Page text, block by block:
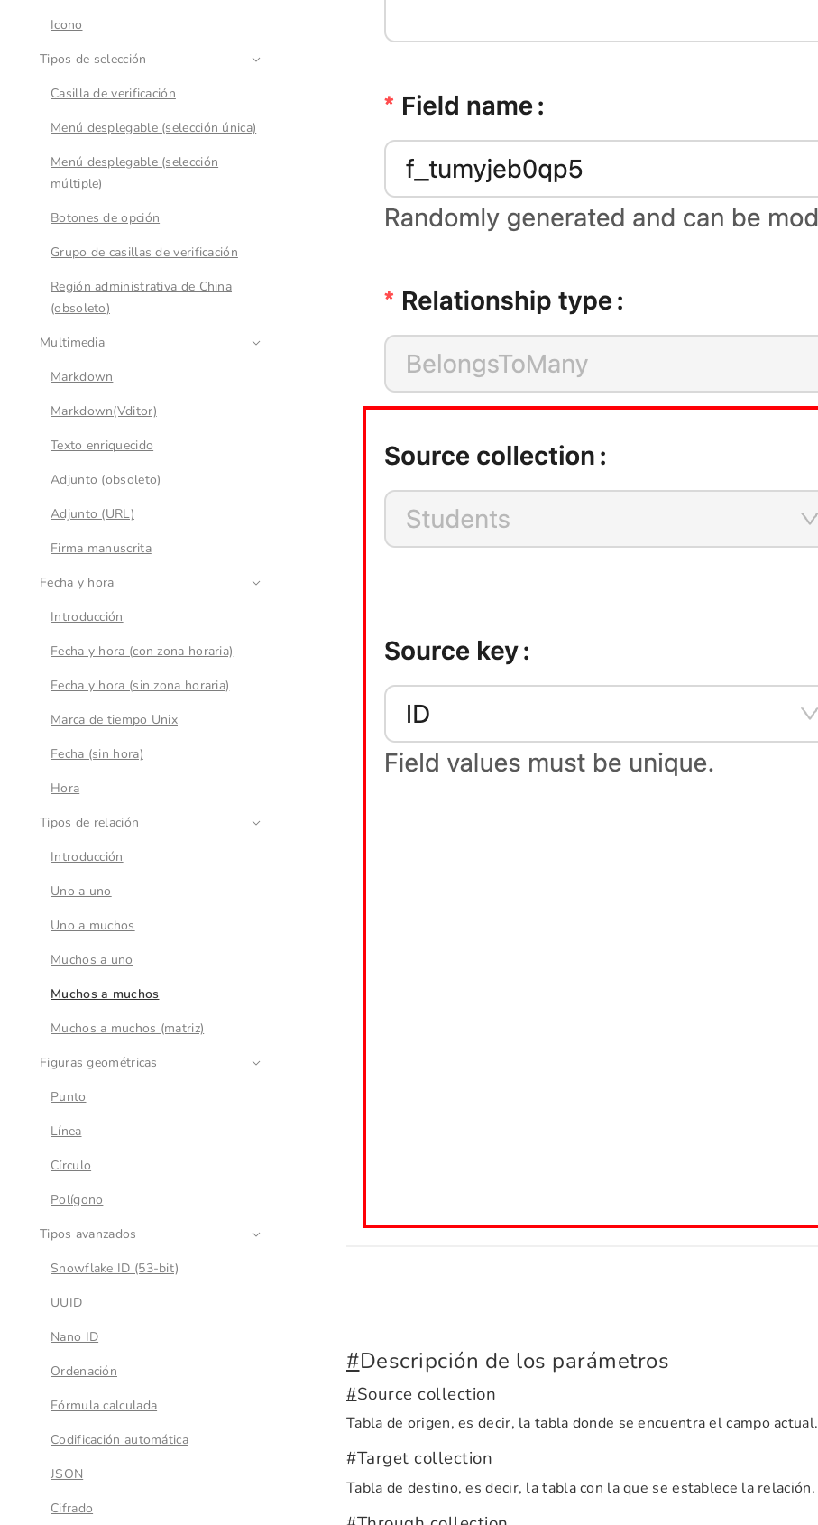
Icono
Tipos de selección
Casilla de verificación
Menú desplegable (selección única)
Menú desplegable (selección
múltiple)
Botones de opción
Grupo de casillas de verificación
Región administrativa de China
(obsoleto)
Multimedia
Markdown
Markdown(Vditor)
Texto enriquecido
Adjunto (obsoleto)
Adjunto (URL)
Firma manuscrita
Fecha y hora
Introducción
Fecha y hora (con zona horaria)
Fecha y hora (sin zona horaria)
Marca de tiempo Unix
Fecha (sin hora)
Hora
Tipos de relación
Introducción
Uno a uno
Uno a muchos
Muchos a uno
Muchos a muchos
Muchos a muchos (matriz)
Figuras geométricas
Punto
Línea
Círculo
Polígono
Tipos avanzados
Snowflake ID (53-bit)
UUID
Nano ID
Ordenación
Fórmula calculada
Codificación automática
JSON
Cifrado
#Descripción de los parámetros
#Source collection
Tabla de origen, es decir, la tabla donde se encuentra el campo actual.
#Target collection
Tabla de destino, es decir, la tabla con la que se establece la relación.